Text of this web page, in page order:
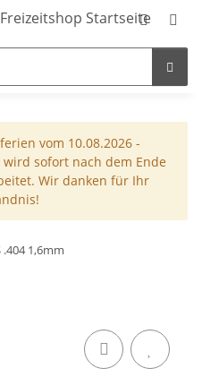
vom 10.08.2026 -
sofort nach dem Ende
Wir danken für Ihr
.404 1,6mm